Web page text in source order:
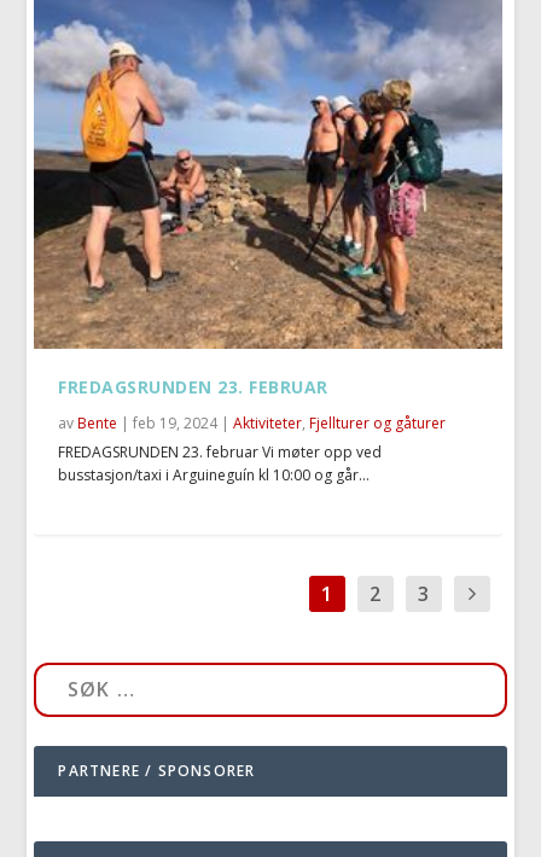
FREDAGSRUNDEN 23. FEBRUAR
avBente |feb 19, 2024|Aktiviteter,Fjellturer og gåturer
FREDAGSRUNDEN 23. februar Vi møter opp ved
busstasjon/taxi i Arguineguín kl 10:00 og går...
1 2 3
PARTNERE / SPONSORER